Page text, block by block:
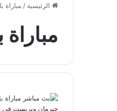
الرئيسية /